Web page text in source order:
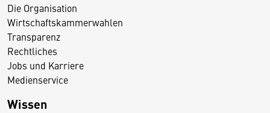
Die Organisation
Wirtschaftskammerwahlen
Transparenz
Rechtliches
Jobs und Karriere
Medienservice
Wissen